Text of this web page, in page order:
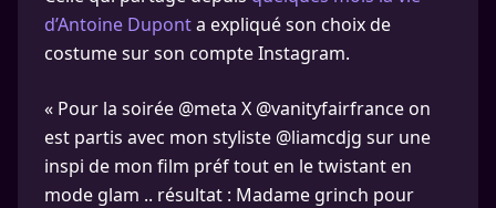
d’Antoine Duponta expliqué son choix de
costume sur son compte Instagram.
« Pour la soirée @meta X @vanityfairfrance on
est partis avec mon styliste @liamcdjg sur une
inspi de mon film préf tout en le twistant en
mode glam .. résultat : Madame grinch pour